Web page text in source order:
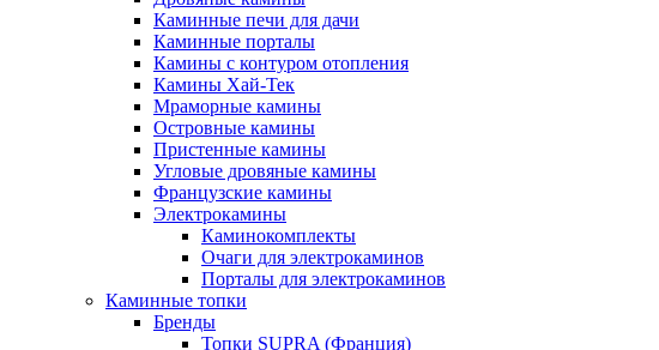
Каминные печи для дачи
Каминные порталы
Камины с контуром отопления
Камины Хай-Тек
Мраморные камины
Островные камины
Пристенные камины
Угловые дровяные камины
Французские камины
Электрокамины
Каминокомплекты
Очаги для электрокаминов
Порталы для электрокаминов
Каминные топки
Бренды
Топки SUPRA (Франция)